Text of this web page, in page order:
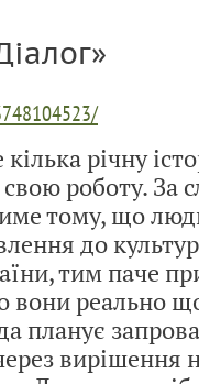
річну
роботу. За
тому, що
до
тим паче
вони реально
планує
вирішення